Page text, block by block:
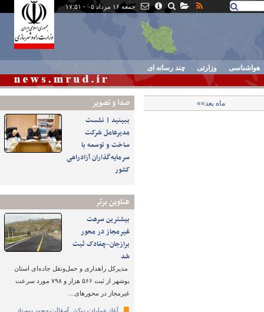
جمعه ۱۶ مرداد ۰۵ - ۱۷:۵۱
هواشناسی وزارتی چند رسانه ای
صدا و تصوير
ببینید | نشست
مدیرعامل شرکت
ساخت و توسعه با
سرمایه‌گذاران آزادراهی
کشور
عناوین برتر
بیشترین سرعت
غیرمجاز در محور
برازجان-چغادک ثبت
شد
مدیرکل راهداری و حمل‌ونقل جاده‌ای استان
بوشهر از ثبت ۵۶۶ هزار و ۷۹۸ مورد سرعت
غیرمجاز در محورهای…
ماه بعد»»